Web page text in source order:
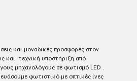
και μοναδικές προσφορές στον
και τεχνική υποστήριξη από
μηχανολόγους σε φωτισμό LED .
φωτιστικό με οπτικές ίνες